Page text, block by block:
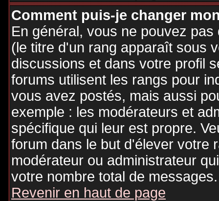
Comment puis-je changer
En général, vous ne pouvez
(le titre d'un rang apparaît sous
discussions et dans votre profil
forums utilisent les rangs pour
vous avez postés, mais aussi
exemple : les modérateurs et
spécifique qui leur est propre.
forum dans le but d'élever votre
modérateur ou administrateur
votre nombre total de messages.
Revenir en haut de page